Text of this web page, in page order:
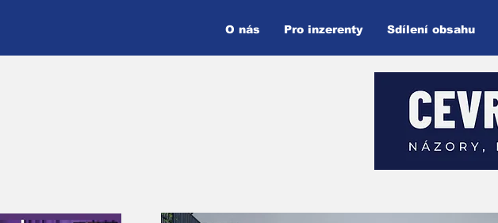
O nás Pro inzerenty Sdílení obsahu